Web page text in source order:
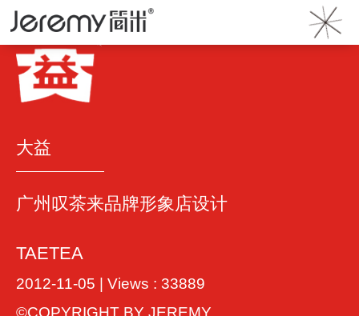
》 大益
大益
广州叹茶来品牌形象店设计
TAETEA
2012-11-05 | Views : 33889